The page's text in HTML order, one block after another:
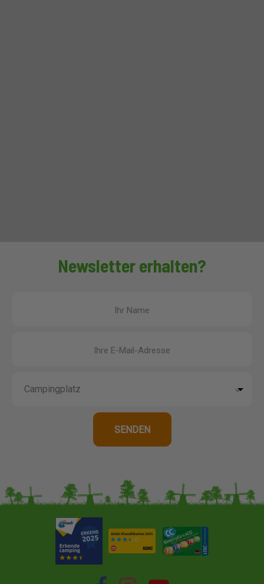
Newsletter erhalten?
Ihr Name
Ihre E-Mail-Adresse